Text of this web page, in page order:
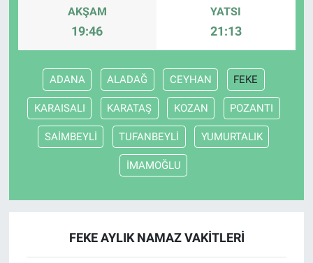
AKŞAM
19:46
YATSI
21:13
ADANA ALADAĞ CEYHAN FEKE
KARAISALI KARATAŞ KOZAN POZANTI
SAİMBEYLİ TUFANBEYLİ YUMURTALIK
İMAMOĞLU
FEKE AYLIK NAMAZ VAKITLERI